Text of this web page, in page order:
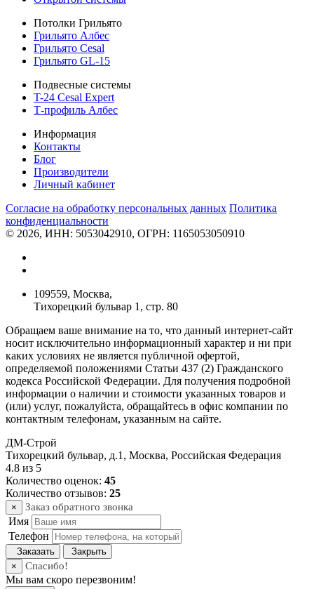
Потолки Грильято
Грильято Албес
Грильято Cesal
Грильято GL-15
Подвесные системы
T-24 Cesal Expert
Т-профиль Албес
Информация
Контакты
Блог
Производители
Личный кабинет
Согласие на обработку персональных данных Политикa
конфиденциальности
© 2026, ИНН: 5053042910, ОГРН: 1165053050910
109559, Москва,
Тихорецкий бульвар 1, стр. 80
Обращаем ваше внимание на то, что данный интернет-сайт
носит исключительно информационный характер и ни при
каких условиях не является публичной офертой,
определяемой положениями Статьи 437 (2) Гражданского
кодекса Российской Федерации. Для получения подробной
информации о наличии и стоимости указанных товаров и
(или) услуг, пожалуйста, обращайтесь в офис компании по
контактным телефонам, указанным на сайте.
ДМ-Строй
Тихорецкий бульвар, д.1 , Москва, Российская Федерация
4.8 из 5
Количество оценок: 45
Количество отзывов: 25
× Заказ обратного звонка
Имя
Телефон
Заказать
Закрыть
×
Спасибо!
Мы вам скоро перезвоним!